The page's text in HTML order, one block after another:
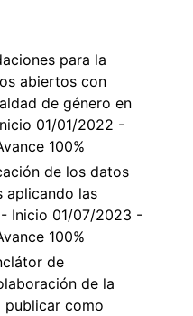
para la
abiertos con
de género en
01/01/2022 -
100%
de los datos
aplicando las
Inicio 01/07/2023 -
100%
de
de la
publicar como